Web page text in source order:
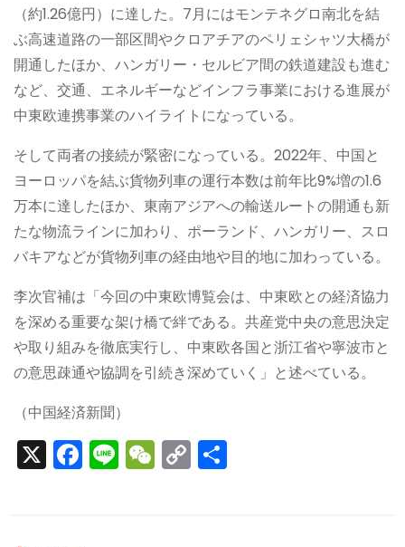
（約1.26億円）に達した。7月にはモンテネグロ南北を結
ぶ高速道路の一部区間やクロアチアのペリェシャツ大橋が
開通したほか、ハンガリー・セルビア間の鉄道建設も進む
など、交通、エネルギーなどインフラ事業における進展が
中東欧連携事業のハイライトになっている。
そして両者の接続が緊密になっている。2022年、中国と
ヨーロッパを結ぶ貨物列車の運行本数は前年比9%増の1.6
万本に達したほか、東南アジアへの輸送ルートの開通も新
たな物流ラインに加わり、ポーランド、ハンガリー、スロ
バキアなどが貨物列車の経由地や目的地に加わっている。
李次官補は「今回の中東欧博覧会は、中東欧との経済協力
を深める重要な架け橋で絆である。共産党中央の意思決定
や取り組みを徹底実行し、中東欧各国と浙江省や寧波市と
の意思疎通や協調を引続き深めていく」と述べている。
（中国経済新聞）
X F
a
Li
n
W
e
C
o